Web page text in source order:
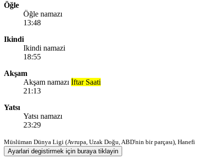
Öğle
Öğle namazı
13:48
Ikindi
Ikindi namazi
18:55
Akşam
Akşam namazı İftar Saati
21:13
Yatsı
Yatsı namazı
23:29
Müslüman Dünya Ligi (Avrupa, Uzak Doğu, ABD'nin bir parçası), Hanefi
Ayarlari degistirmek için buraya tiklayin